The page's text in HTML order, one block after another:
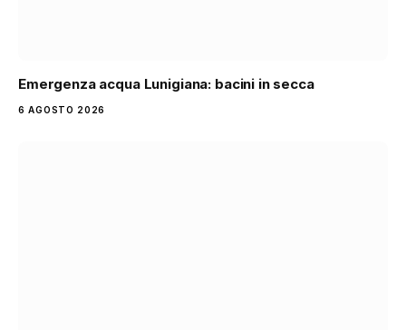
Emergenza acqua Lunigiana: bacini in secca
6 AGOSTO 2026